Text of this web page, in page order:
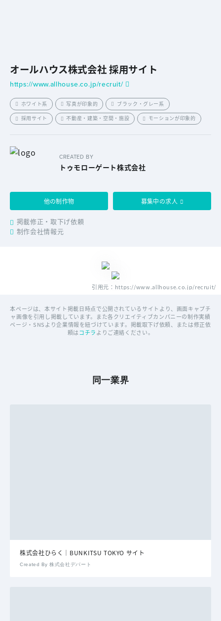
オールハウス株式会社 採用サイト
https://www.allhouse.co.jp/recruit/
ホワイト系 写真が印象的
ブラック・グレー系
採用サイト
不動産・建築・空間・施設 モーションが印象的
CREATED BY
トゥモローゲート株式会社
他の制作物 募集中の求人
掲載修正・取下げ依頼
制作会社情報元
引用元：https://www.allhouse.co.jp/recruit/
本ページは、本サイト掲載日時点で公開されているサイトより、画面キャプチ
ャ画像を引用し掲載しています。また各クリエイティブカンパニーの制作実績
ページ・SNSより企業情報を紐づけています。掲載取下げ依頼、または修正依
頼はコチラよりご連絡ください。
同一業界
株式会社ひらく｜BUNKITSU TOKYO サイト
Created By 株式会社デパート